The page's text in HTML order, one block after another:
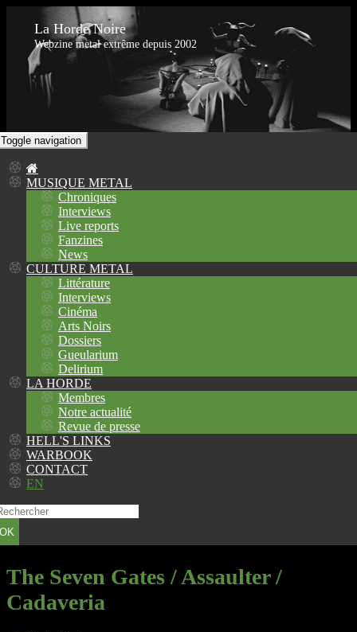
La Horde Noire
Webzine metal extrême depuis 2002
Toggle navigation
MUSIQUE METAL
Chroniques
Interviews
Live reports
Fanzines
News
CULTURE METAL
Littérature
Interviews
Cinéma
Arts Noirs
Dossiers
Gueularium
Delirium
LA HORDE
Membres
Notre actualité
Revue de presse
HELL'S LINKS
WARBOOK
CONTACT
EN
OK
The Seven Gates / Assaulter /
Cadaveria